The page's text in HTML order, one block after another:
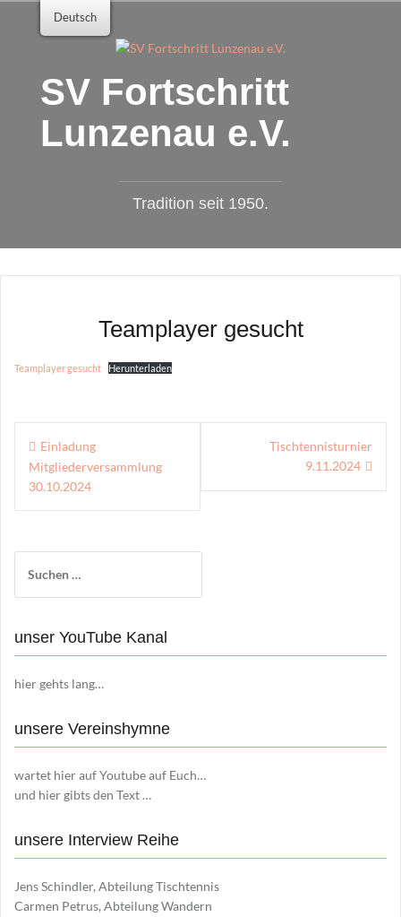
SV Fortschritt
Lunzenau e.V.
Tradition seit 1950.
Teamplayer gesucht
Teamplayer gesucht Herunterladen
Beitragsnavigation
Einladung
Mitgliederversammlung
30.10.2024
Tischtennisturnier
9.11.2024
nach:
unser YouTube Kanal
hier gehts lang…
unsere Vereinshymne
wartet hier auf Youtube auf Euch…
und hier gibts den Text …
unsere Interview Reihe
Jens Schindler, Abteilung Tischtennis
Carmen Petrus, Abteilung Wandern
Deutsch